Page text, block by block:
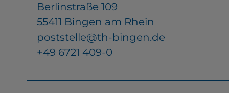
Berlinstraße 109
55411 Bingen am Rhein
poststelle@th-bingen.de
+49 6721 409-0
YouTube
ChatBot